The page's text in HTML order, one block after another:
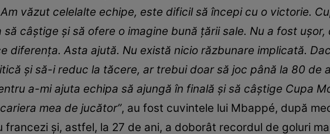
văzut celelalte echipe, este dificil să începi cu o victorie.
câştige şi să ofere o imagine bună ţării sale. Nu a fost
diferenţa. Asta ajută. Nu există nicio răzbunare implicată.
şi să-i reduc la tăcere, ar trebui doar să joc până la 80 de
a-mi ajuta echipa să ajungă în finală şi să câştige Cupa
mea de jucător”, au fost cuvintele lui Mbappé, după
francezi şi, astfel, la 27 de ani, a doborât recordul de goluri